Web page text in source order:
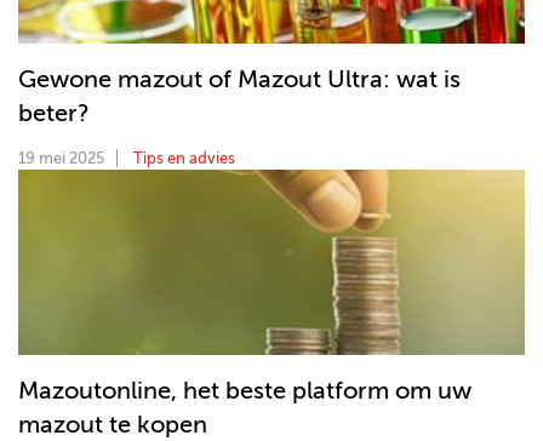
Gewone mazout of Mazout Ultra: wat is
beter?
19 mei 2025 Tips en advies
Mazoutonline, het beste platform om uw
mazout te kopen